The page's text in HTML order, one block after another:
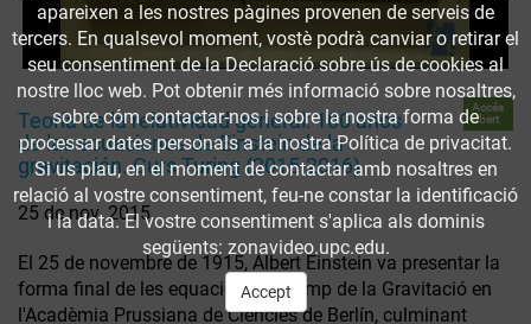
Teoría de la relatividad general: 100 años
de las ecuaciones de Einstein de la
gravitación. Curs Turing (2015-2016)
Accés
obert
25 de nov. 2015
El 25 de novembre de 1915, Albert Einstein va presentar la
forma final de les equacions de camp de la Gravitació en
l'Acadèmia Prussiana de Ciències de Berlín, culminant
apareixen a les nostres pàgines provenen de serveis de
tercers. En qualsevol moment, vostè podrà canviar o retirar el
seu consentiment de la Declaració sobre ús de cookies al
nostre lloc web. Pot obtenir més informació sobre nosaltres,
sobre cóm contactar-nos i sobre la nostra forma de
processar dates personals a la nostra Política de privacitat.
Si us plau, en el moment de contactar amb nosaltres en
relació al vostre consentiment, feu-ne constar la identificació
i la data. El vostre consentiment s'aplica als dominis
següents: zonavideo.upc.edu.
Accept